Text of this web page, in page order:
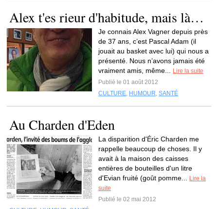
Alex t'es rieur d'habitude, mais là…
Je connais Alex Vagner depuis près
de 37 ans, c’est Pascal Adam (il
jouait au basket avec lui) qui nous a
présenté. Nous n’avons jamais été
vraiment amis, même...
Lire la suite
Publié le 01 août 2012
CULTURE, HUMOUR, SANTÉ
Au Charden d'Eden
La disparition d'Éric Charden me
rappelle beaucoup de choses. Il y
avait à la maison des caisses
entières de bouteilles d'un litre
d'Evian fruité (goût pomme...
Lire la
suite
Publié le 02 mai 2012